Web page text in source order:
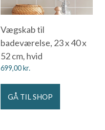
Vægskab til
badeværelse, 23 x 40 x
52 cm, hvid
699,00kr.
GÅ TIL SHOP